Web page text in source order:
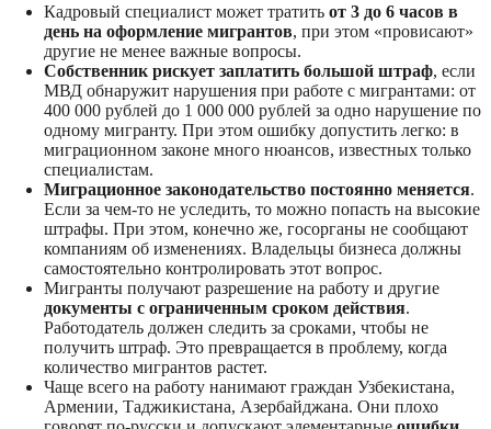
Кадровый специалист может тратить от 3 до 6 часов в
день на оформление мигрантов, при этом «провисают»
другие не менее важные вопросы.
Собственник рискует заплатить большой штраф, если
МВД обнаружит нарушения при работе с мигрантами: от
400 000 рублей до 1 000 000 рублей за одно нарушение по
одному мигранту. При этом ошибку допустить легко: в
миграционном законе много нюансов, известных только
специалистам.
Миграционное законодательство постоянно меняется.
Если за чем-то не уследить, то можно попасть на высокие
штрафы. При этом, конечно же, госорганы не сообщают
компаниям об изменениях. Владельцы бизнеса должны
самостоятельно контролировать этот вопрос.
Мигранты получают разрешение на работу и другие
документы с ограниченным сроком действия.
Работодатель должен следить за сроками, чтобы не
получить штраф. Это превращается в проблему, когда
количество мигрантов растет.
Чаще всего на работу нанимают граждан Узбекистана,
Армении, Таджикистана, Азербайджана. Они плохо